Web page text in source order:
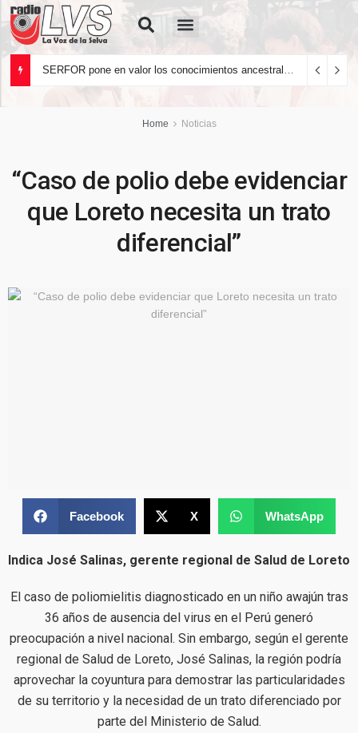
Home Noticias
“Caso de polio debe evidenciar
que Loreto necesita un trato
diferencial”
Facebook X WhatsApp
Indica José Salinas, gerente regional de Salud de Loreto
El caso de poliomielitis diagnosticado en un niño awajún tras
36 años de ausencia del virus en el Perú generó
preocupación a nivel nacional. Sin embargo, según el gerente
regional de Salud de Loreto, José Salinas, la región podría
aprovechar la coyuntura para demostrar las particularidades
de su territorio y la necesidad de un trato diferenciado por
parte del Ministerio de Salud.